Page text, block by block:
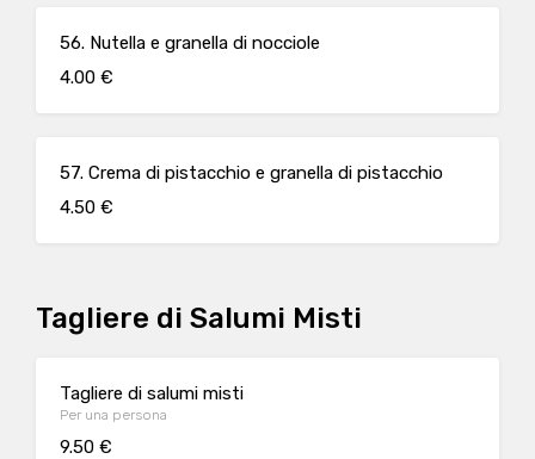
56. Nutella e granella di nocciole
4.00 €
57. Crema di pistacchio e granella di pistacchio
4.50 €
Tagliere di Salumi Misti
Tagliere di salumi misti
Per una persona
9.50 €